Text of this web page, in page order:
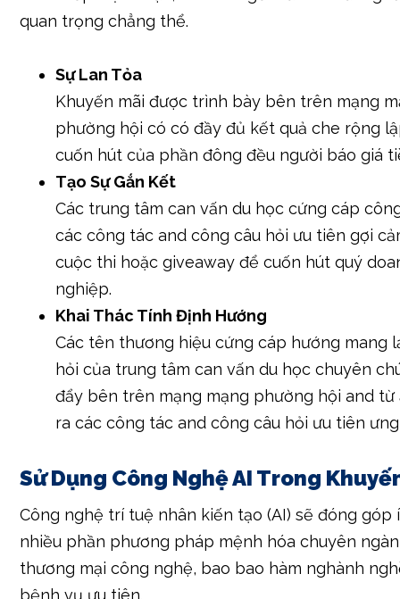
quan trọng chẳng thể.
Sự Lan Tỏa
Khuyến mãi được trình bày bên trên mạng
phường hội có có đầy đủ kết quả che rộng
cuốn hút của phần đông đều người báo giá
Tạo Sự Gắn Kết
Các trung tâm can vấn du học cứng cáp
các công tác and công câu hỏi ưu tiên gợi
cuộc thi hoặc giveaway để cuốn hút quý
nghiệp.
Khai Thác Tính Định Hướng
Các tên thương hiệu cứng cáp hướng mang
hỏi của trung tâm can vấn du học chuyên
đẩy bên trên mạng mạng phường hội and từ
ra các công tác and công câu hỏi ưu tiên ưng
Sử Dụng Công Nghệ AI Trong
Công nghệ trí tuệ nhân kiến tạo (AI) sẽ đóng góp
nhiều phần phương pháp mệnh hóa chuyên
thương mại công nghệ, bao bao hàm nghành
bệnh vụ ưu tiên.